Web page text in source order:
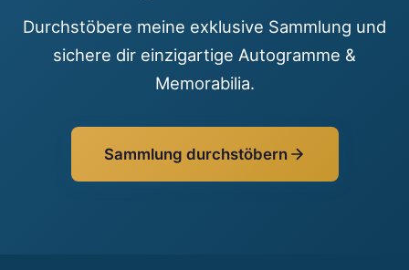
Durchstöbere meine exklusive Sammlung und
sichere dir einzigartige Autogramme &
Memorabilia.
Sammlung durchstöbern